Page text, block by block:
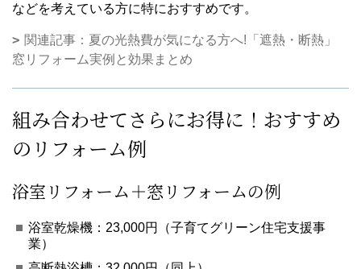
などを考えている方に特におすすめです。
関連記事：夏の光熱費が気になる方へ!「遮熱・断熱」
窓リフォーム実例と効果まとめ
組み合わせてさらにお得に！おすすめ
のリフォーム例
浴室リフォーム＋窓リフォームの例
浴室乾燥機：23,000円（子育てグリーン住宅支援事
業）